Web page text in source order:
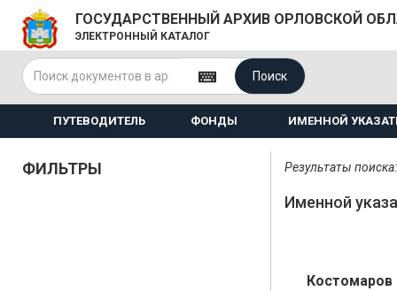
ГОСУДАРСТВЕННЫЙ АРХИВ ОРЛОВСКОЙ
ЭЛЕКТРОННЫЙ КАТАЛОГ
Поиск
ПУТЕВОДИТЕЛЬ ФОНДЫ ИМЕННОЙ
ФИЛЬТРЫ Результаты
Именной
Костомаров